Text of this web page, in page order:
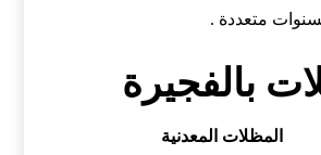
متعددة .
بالفجيرة
المظلات المعدنية